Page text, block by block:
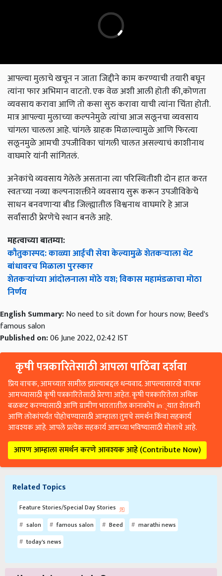
आपल्या मुलाचे खचून न जाता जिद्दीने काम करण्याची तयारी बघून
त्यांना फार अभिमान वाटतो. एक वेळ अशी आली होती की,कोणता
व्यवसाय करावा आणि तो कसा सुरु करावा याची त्यांना चिंता होती.
मात्र आपल्या मुलाच्या कल्पनेमुळे त्यांचा आज सलूनचा व्यवसाय
चांगला चालला आहे. चांगले ग्राहक मिळाल्यामुळे आणि फिरत्या
सलूनमुळे आमची उपजीविका चांगली चालत असल्याचं काशीनाथ
वाघमारे यांनी सांगितलं.
अनेकांचे व्यवसाय गेलेले असताना त्या परिस्थितीशी दोन हात करत
स्वतःच्या नव्या कल्पनाशक्तीने व्यवसाय सुरू करून उपजीविकेचे
साधन बनवणाऱ्या बीड जिल्ह्यातील विश्वनाथ वाघमारे हे आज
सर्वांसाठी प्रेरणेचे स्थान बनले आहे.
महत्वाच्या बातम्या:
कौतुकास्पद: काळ्या आईची सेवा केल्यामुळे शेतकऱ्याला थेट
बांधावरच मिळाला पुरस्कार
शेतकऱ्यांच्या आंदोलनाला मोठे यश; विकास महामंडळाचा मोठा
निर्णय
English Summary:No need to sit down for hours now; Beed's
famous salon
Published on:06 June 2022, 02:42 IST
कृषी पत्रकारितेसाठी आपला पाठिंबा दर्शवा
प्रिय वाचक, आमच्यात सामील झाल्याबद्दल धन्यवाद. आपल्यासारखे वाचक
आमच्यासाठी कृषी पत्रकारितेसाठी प्रेरणा आहेत. कृषी पत्रकारितेला अधिक
बळकट करण्यासाठी आणि ग्रामीण भारतातील कानाकोप in्यात शेतकरी
आणि लोकांपर्यंत पोहोचण्यासाठी आम्हाला तुमचे समर्थन किंवा सहकार्य
आवश्यक आहे. आपले प्रत्येक सहकार्य आमच्या भविष्यासाठी मोलाचे आहे.
आपण आम्हाला समर्थन करणे आवश्यक आहे (Contribute Now)
Related Topics
Feature Stories/Special Day Stories
salon
famous salon Beed
marathi news
today's news